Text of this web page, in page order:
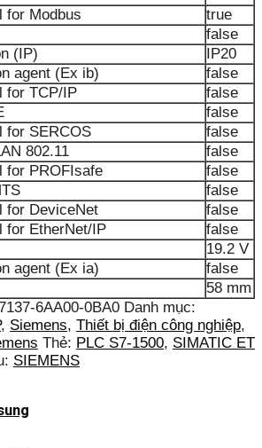
for Modbus
true
false
(IP)
IP20
agent (Ex ib)
false
for TCP/IP
false
false
for SERCOS
false
802.11
false
for PROFIsafe
false
false
for DeviceNet
false
for EtherNet/IP
false
19.2 V
agent (Ex ia)
false
58 mm
6AA00-0BA0 Danh mục:
, Siemens, Thiết bị điện công nghiệp,
Thẻ: PLC S7-1500, SIMATIC ET
SIEMENS